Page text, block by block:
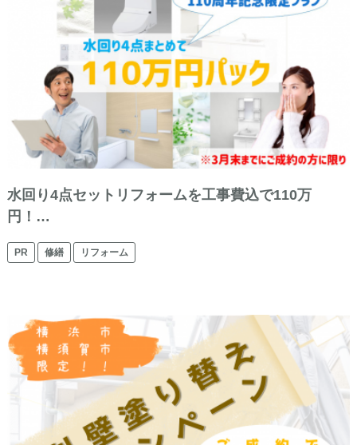
水回り4点セットリフォームを工事費込で110万
円！…
PR 修繕 リフォーム